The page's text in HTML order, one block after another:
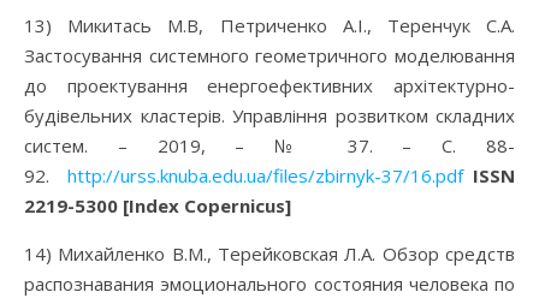
13) Микитась М.В, Петриченко А.І., Теренчук С.А.
Застосування системного геометричного моделювання
до проектування енергоефективних архітектурно-
будівельних кластерів. Управління розвитком складних
систем. – 2019, – № 37. – С. 88-
92.http://urss.knuba.edu.ua/files/zbirnyk-37/16.pdfISSN
2219-5300 [Index Copernicus]
14) Михайленко В.М., Терейковская Л.А. Обзор средств
распознавания эмоционального состояния человека по